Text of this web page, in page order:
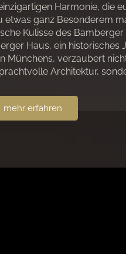
Harmonie, die
etwas ganz Besonderem
Kulisse des Bamberger
Haus, ein historisches
Münchens, verzaubert
Architektur,
mehr erfahren